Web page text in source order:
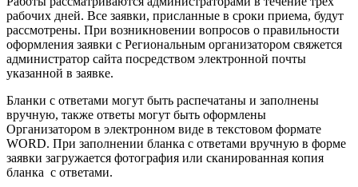
Работы рассматриваются администраторами в течение трех
рабочих дней. Все заявки, присланные в сроки приема, будут
рассмотрены. При возникновении вопросов о правильности
оформления заявки с Региональным организатором свяжется
администратор сайта посредством электронной почты
указанной в заявке.
Бланки с ответами могут быть распечатаны и заполнены
вручную, также ответы могут быть оформлены
Организатором в электронном виде в текстовом формате
WORD. При заполнении бланка с ответами вручную в форме
заявки загружается фотография или сканированная копия
бланка с ответами.